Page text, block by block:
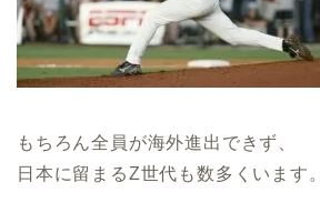
もちろん全員が海外進出できず、
日本に留まるZ世代も数多くいます。